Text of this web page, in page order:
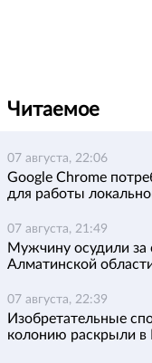
Читаемое
07 августа, 22:06
Google Chrome
для работы
07 августа, 21:49
Мужчину осудили за
Алматинской
07 августа, 22:39
Изобретательные
колонию раскрыли в